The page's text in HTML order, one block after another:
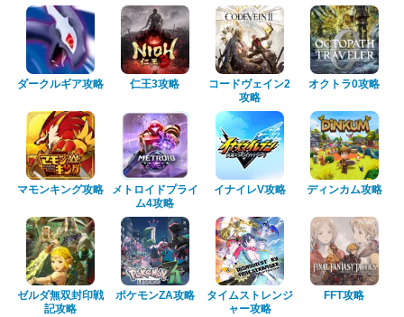
ダークルギア攻略 仁王3攻略
コードヴェイン2
攻略
オクトラ0攻略
マモンキング攻略
メトロイドプライ
ム4攻略
イナイレV攻略 ディンカム攻略
ゼルダ無双封印戦
記攻略
ポケモンZA攻略
タイムストレンジ
ャー攻略
FFT攻略